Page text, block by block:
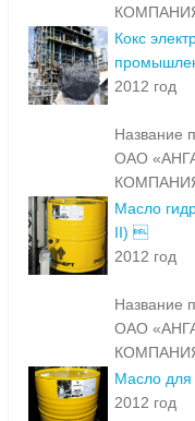
Кокс
2012 год
Название
ОАО
Масло
II) 
2012 год
Название
ОАО
Масло
2012 год